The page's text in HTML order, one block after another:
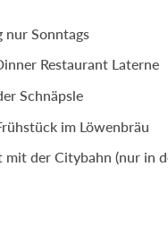
nur Sonntags
Restaurant Laterne
Schnäpsle
im Löwenbräu
der Citybahn (nur in